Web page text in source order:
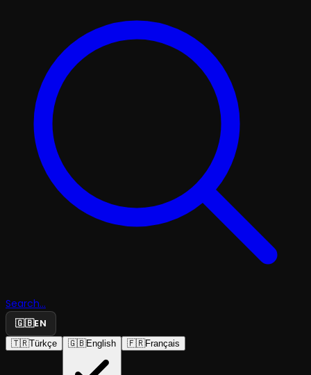
Search...
🇬🇧EN
🇹🇷Türkçe 🇬🇧English 🇫🇷Français